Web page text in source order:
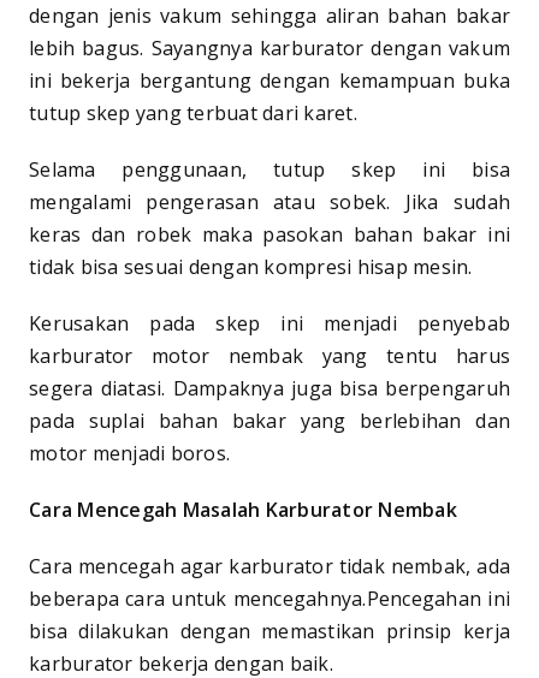
dengan jenis vakum sehingga aliran bahan bakar
lebih bagus. Sayangnya karburator dengan vakum
ini bekerja bergantung dengan kemampuan buka
tutup skep yang terbuat dari karet.
Selama penggunaan, tutup skep ini bisa
mengalami pengerasan atau sobek. Jika sudah
keras dan robek maka pasokan bahan bakar ini
tidak bisa sesuai dengan kompresi hisap mesin.
Kerusakan pada skep ini menjadi penyebab
karburator motor nembak yang tentu harus
segera diatasi. Dampaknya juga bisa berpengaruh
pada suplai bahan bakar yang berlebihan dan
motor menjadi boros.
Cara Mencegah Masalah Karburator Nembak
Cara mencegah agar karburator tidak nembak, ada
beberapa cara untuk mencegahnya.Pencegahan ini
bisa dilakukan dengan memastikan prinsip kerja
karburator bekerja dengan baik.